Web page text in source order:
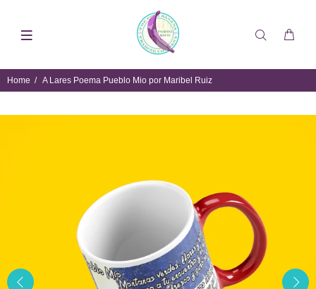
Home A Lares Poema Pueblo Mio por Maribel Ruiz